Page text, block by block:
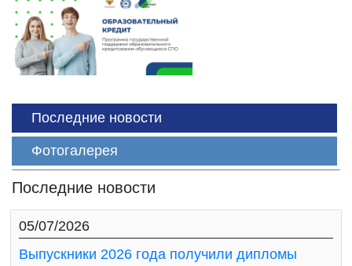
Последние новости
Фотогалерея
Последние новости
05/07/2026
Выпускники 2026 года получили дипломы